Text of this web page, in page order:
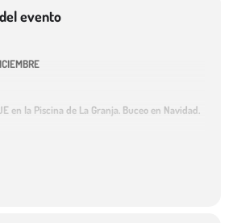
evento
en la Piscina de La Granja. Buceo en Navidad.